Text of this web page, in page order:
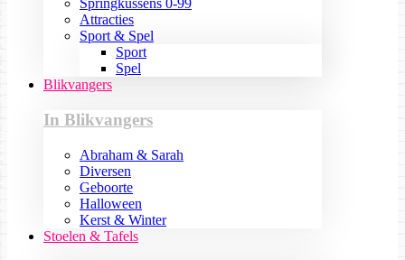
Springkussens 0-99
Attracties
Sport & Spel
Sport
Spel
Blikvangers
In Blikvangers
Abraham & Sarah
Diversen
Geboorte
Halloween
Kerst & Winter
Stoelen & Tafels